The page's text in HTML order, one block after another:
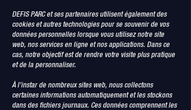
DEFIS PARC et ses partenaires utilisent également des
cookies et autres technologies pour se souvenir de vos
données personnelles lorsque vous utilisez notre site
web, nos services en ligne et nos applications. Dans ce
cas, notre objectif est de rendre votre visite plus pratique
et de la personnaliser.
À l’instar de nombreux sites web, nous collectons
certaines informations automatiquement et les stockons
dans des fichiers journaux. Ces données comprennent les